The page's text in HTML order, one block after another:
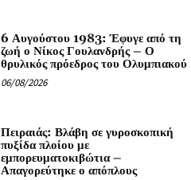
6 Αυγούστου 1983: Έφυγε από τη
ζωή ο Νίκος Γουλανδρής – Ο
θρυλικός πρόεδρος του Ολυμπιακού
06/08/2026
Πειραιάς: Βλάβη σε γυροσκοπική
πυξίδα πλοίου με
εμπορευματοκιβώτια –
Απαγορεύτηκε ο απόπλους